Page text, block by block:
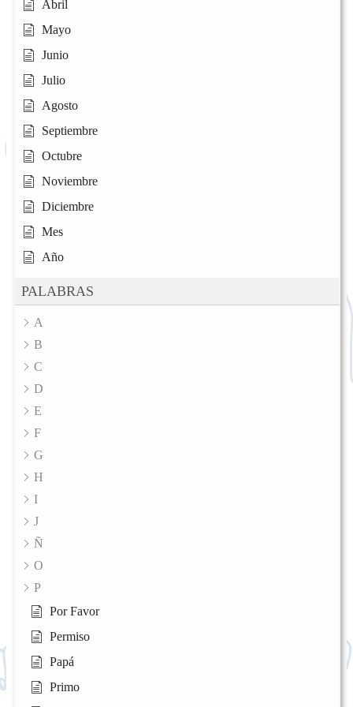
Abril
Mayo
Junio
Julio
Agosto
Septiembre
Octubre
Noviembre
Diciembre
Mes
Año
PALABRAS
A
B
C
D
E
F
G
H
I
J
Ñ
O
P
Por Favor
Permiso
Papá
Primo